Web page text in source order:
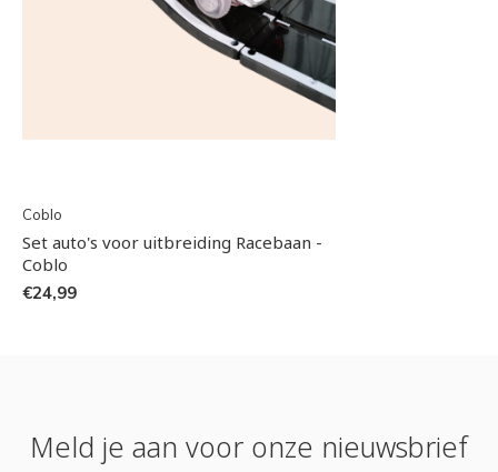
Coblo
Set auto's voor uitbreiding Racebaan -
Coblo
€24,99
Meld je aan voor onze nieuwsbrief